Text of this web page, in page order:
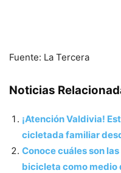
Fuente: La Tercera
Noticias
¡Atención Valdivia!
cicletada familiar
Conoce cuáles son
bicicleta como medio